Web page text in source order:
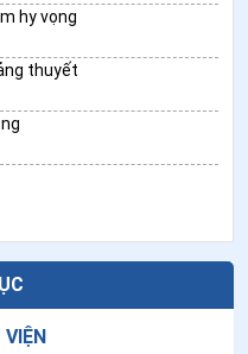
hy vọng
thuyết
VIỆN